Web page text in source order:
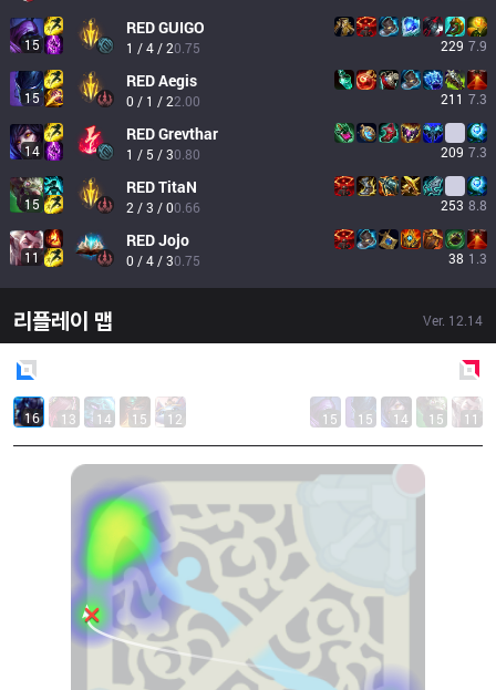
15
REDGUIGO
1 / 4 / 20.75 229 7.9
15
REDAegis
0 / 1 / 22.00 211 7.3
14
REDGrevthar
1 / 5 / 30.80 209 7.3
15
REDTitaN
2 / 3 / 00.66 253 8.8
11
REDJojo
0 / 4 / 30.75 38 1.3
리플레이 맵 Ver. 12.14
16 13 14 15 12 15 15 14 15 11